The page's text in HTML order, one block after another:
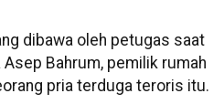
dibawa oleh petugas saat
Bahrum, pemilik rumah
pria terduga teroris itu.